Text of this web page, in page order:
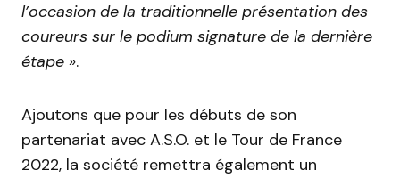
l’occasion de la traditionnelle présentation des
coureurs sur le podium signature de la dernière
étape ».
Ajoutons que pour les débuts de son
partenariat avec A.S.O. et le Tour de France
2022, la société remettra également un